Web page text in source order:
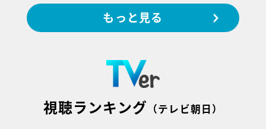
もっと見る
視聴ランキング （テレビ朝日）